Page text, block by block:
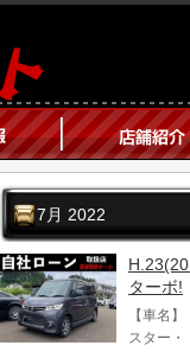
7月 2022
ターボ!
【車名
スター・